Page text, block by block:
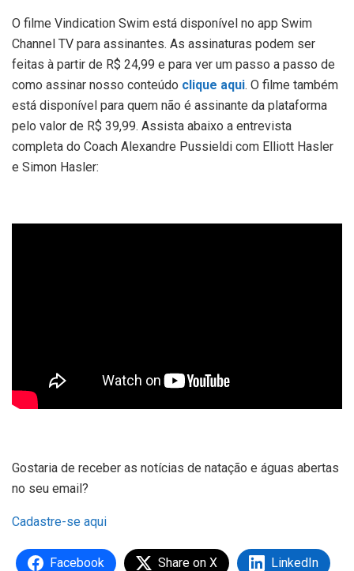
O filme Vindication Swim está disponível no app Swim
Channel TV para assinantes. As assinaturas podem ser
feitas à partir de R$ 24,99 e para ver um passo a passo de
como assinar nosso conteúdo clique aqui. O filme também
está disponível para quem não é assinante da plataforma
pelo valor de R$ 39,99. Assista abaixo a entrevista
completa do Coach Alexandre Pussieldi com Elliott Hasler
e Simon Hasler:
Gostaria de receber as notícias de natação e águas abertas
no seu email?
Cadastre-se aqui
Facebook Share on X LinkedIn